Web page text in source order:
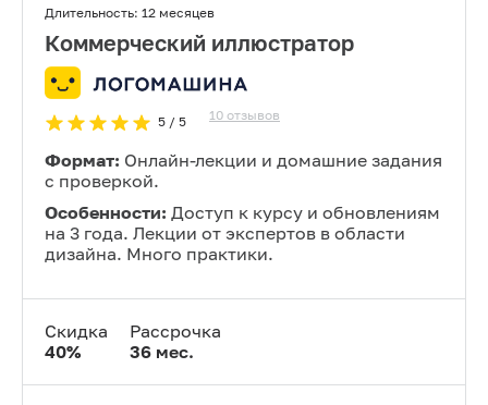
Длительность: 12 месяцев
Коммерческий иллюстратор
5/ 5 10 отзывов
Формат: Онлайн-лекции и домашние задания
с проверкой.
Особенности: Доступ к курсу и обновлениям
на 3 года. Лекции от экспертов в области
дизайна. Много практики.
Скидка
40%
Рассрочка
36 мес.